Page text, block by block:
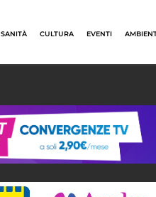
SANITÀ CULTURA EVENTI